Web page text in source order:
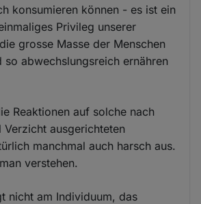
konsumieren können - es ist ein
Privileg unserer
grosse Masse der Menschen
so abwechslungsreich ernähren
Reaktionen auf solche nach
Verzicht ausgerichteten
manchmal auch harsch aus.
verstehen.
nicht am Individuum, das